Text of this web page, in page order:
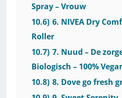
Spray – Vrouw
10.6) 6. NIVEA Dry
Roller
10.7) 7. Nuud – De
Biologisch – 100%
10.8) 8. Dove go fresh